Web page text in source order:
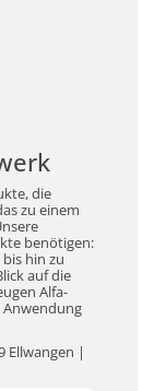
die
zu einem
benötigen:
hin zu
auf die
Alfa-
Anwendung
Ellwangen |